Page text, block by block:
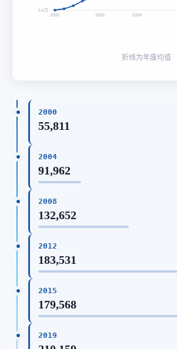
5.6万
2000 2005 2009
折线为年度均值
2000
55,811
2004
91,962
2008
132,652
2012
183,531
2015
179,568
2019